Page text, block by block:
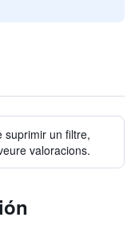
suprimir un filtre,
valoracions.